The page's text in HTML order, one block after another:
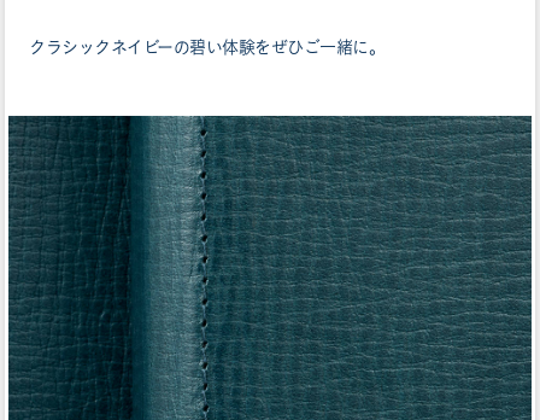
クラシックネイビーの碧い体験をぜひご一緒に。